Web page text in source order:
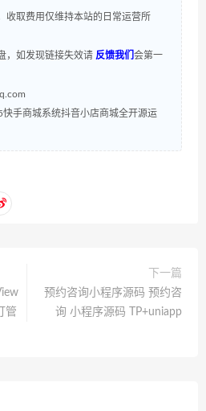
取费用仅维持本站的日常运营所
，如发现链接失效请 反馈我们 会第一
手商城系统抖音小店商城全开源运
管
下一篇
预约咨询小程序源码 预约咨
询 小程序源码 TP+uniapp